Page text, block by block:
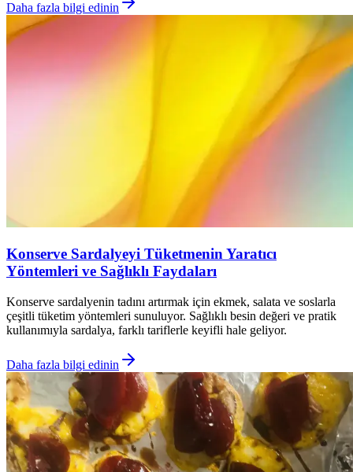
Daha fazla bilgi edinin
Konserve Sardalyeyi Tüketmenin Yaratıcı
Yöntemleri ve Sağlıklı Faydaları
Konserve sardalyenin tadını artırmak için ekmek, salata ve soslarla
çeşitli tüketim yöntemleri sunuluyor. Sağlıklı besin değeri ve pratik
kullanımıyla sardalya, farklı tariflerle keyifli hale geliyor.
Daha fazla bilgi edinin